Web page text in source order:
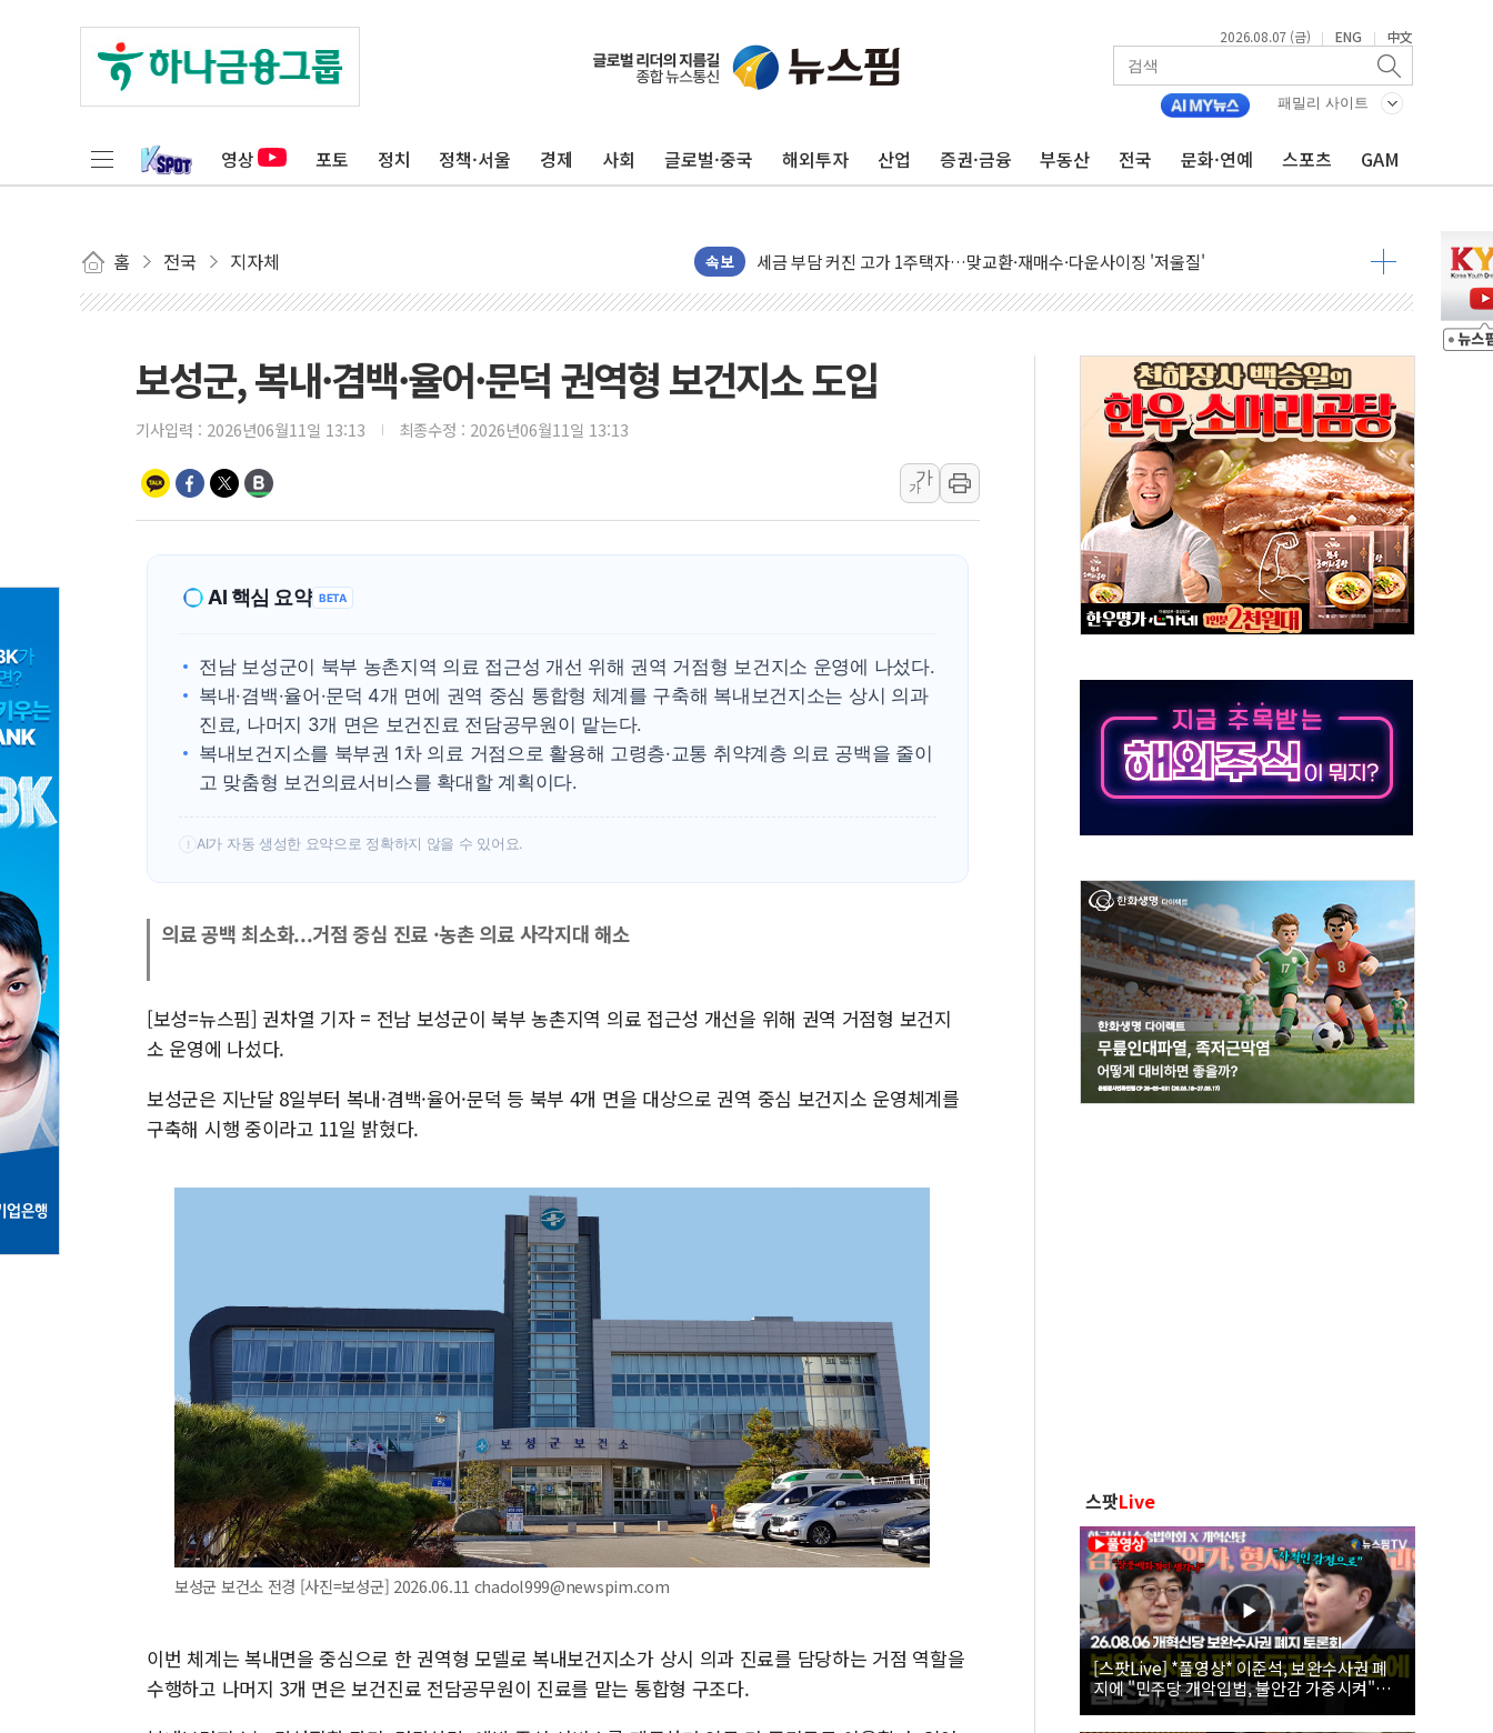
2026.08.07 (금) | ENG | 中文
패밀리 사이트
영상 포토 정치 정책·서울 경제 사회 글로벌·중국 해외투자 산업 증권·금융 부동산 전국 문화·연예 스포츠 GAM
홈 전국 지자체 속보
현대리바트, 원가 개선으로 실적 방어…다음 과제는 '외형 확대'
"세금 부담 덜자"…비거주 1주택자 귀환 조짐에 전월세시장 '긴장'
[금/유가] 이란의 호르무즈 해협 통항 제한 검토에 유가 3% 급등…금값 보합
뉴욕증시, 유가·금리 부담에 하락…다우 5거래일 랠리 '마침표'
[민주 당권주자 일정] 송영길·정청래·김민석 후보 - 8월 7일
李대통령, 오늘 부동산 정책 점검 2차 회의…주택 공급 대책 막바지 조율할 듯
[오늘의 국회일정] 상임위·세미나·기자회견·주요 정당 - 8월 7일
이란, 美·이스라엘 선박 호르무즈 통항 제한 추진…美 "통행 막을 권한 없어"
유럽증시, 견조한 실적 소화하며 대부분 상승… "2분기 기업 순이익 21% 증가" 전망
리투아니아 국방 "러, 우크라 드론으로 나토 회원국 공격 검토… 거짓 깃발 작전"
구광모, 내주 실리콘밸리서 젠슨 황 재회…로봇·AI 데이터센터·모빌리티 구체화
뉴욕증시 개장 전 특징주...모더나·아이온큐·도어대시↑ VS 샌디스크·피그마·앱러빈↓
김정관 장관 "영업이익 N% 성과급 반대…상법·자본시장법 개정 논의"
뉴욕증시 프리뷰, 미 주가선물 AI주 차익실현 속 혼조세...웨스턴디지털·샌디스크↓
청와대, 북한 단거리 탄도미사일 발사에 긴급 안보 점검회의
금값 7주 만에 최고…美 고용 둔화·호르무즈 재개방 기대에 강세
[인도증시] 중동 긴장 완화에 실적 호조까지, 상승...호실적 보고 기업 상승세 뚜렷
보성군, 복내·겸백·율어·문덕 권역형 보건지소 도입
기사입력 : 2026년06월11일 13:13 최종수정 : 2026년06월11일 13:13
가
가
AI 핵심 요약 BETA
전남 보성군이 북부 농촌지역 의료 접근성 개선 위해 권역 거점형 보건지소 운영에 나섰다.
복내·겸백·율어·문덕 4개 면에 권역 중심 통합형 체계를 구축해 복내보건지소는 상시 의과
진료, 나머지 3개 면은 보건진료 전담공무원이 맡는다.
복내보건지소를 북부권 1차 의료 거점으로 활용해 고령층·교통 취약계층 의료 공백을 줄이
고 맞춤형 보건의료서비스를 확대할 계획이다.
! AI가 자동 생성한 요약으로 정확하지 않을 수 있어요.
의료 공백 최소화...거점 중심 진료 ·농촌 의료 사각지대 해소
[보성=뉴스핌] 권차열 기자 = 전남 보성군이 북부 농촌지역 의료 접근성 개선을 위해 권역 거점형 보건지
소 운영에 나섰다.
보성군은 지난달 8일부터 복내·겸백·율어·문덕 등 북부 4개 면을 대상으로 권역 중심 보건지소 운영체계를
구축해 시행 중이라고 11일 밝혔다.
보성군 보건소 전경 [사진=보성군] 2026.06.11 chadol999@newspim.com
이번 체계는 복내면을 중심으로 한 권역형 모델로 복내보건지소가 상시 의과 진료를 담당하는 거점 역할을
수행하고 나머지 3개 면은 보건진료 전담공무원이 진료를 맡는 통합형 구조다.
스팟Live
[스팟Live] *풀영상* 이준석, 보완수사권 폐
지에 "민주당 개악입법, 불안감 가중시켜"｜
26.08.06 개혁신당 보완수사권 폐지 토론회